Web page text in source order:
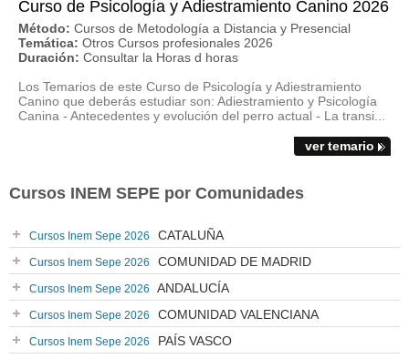
Curso de Psicología y Adiestramiento Canino 2026
Método: Cursos de Metodología a Distancia y Presencial
Temática: Otros Cursos profesionales 2026
Duración: Consultar la Horas d horas
Los Temarios de este Curso de Psicología y Adiestramiento
Canino que deberás estudiar son: Adiestramiento y Psicología
Canina - Antecedentes y evolución del perro actual - La transi...
ver temario
Cursos INEM SEPE por Comunidades
Cursos Inem Sepe 2026 CATALUÑA
Cursos Inem Sepe 2026 COMUNIDAD DE MADRID
Cursos Inem Sepe 2026 ANDALUCÍA
Cursos Inem Sepe 2026 COMUNIDAD VALENCIANA
Cursos Inem Sepe 2026 PAÍS VASCO